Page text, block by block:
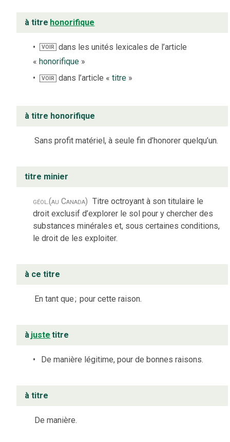
à titre honorifique
VOIR
dans les unités lexicales de l’article
« honorifique »
VOIR dans l’article «titre »
à titre honorifique
Sans profit matériel, à seule fin d’honorer quelqu’un.
titre minier
géol.(au Canada) Titre octroyant à son titulaire le
droit exclusif d’explorer le sol pour y chercher des
substances minérales et, sous certaines conditions,
le droit de les exploiter.
à ce titre
En tant que; pour cette raison.
à juste titre
De manière légitime, pour de bonnes raisons.
à titre
De manière.